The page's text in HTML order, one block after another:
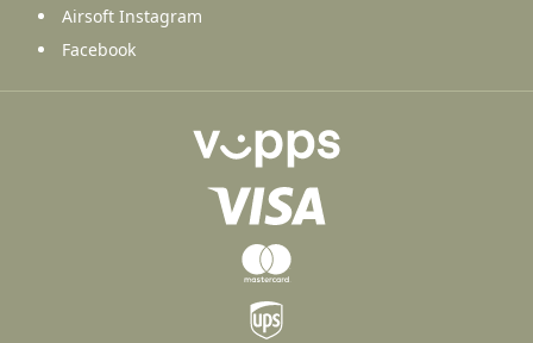
Airsoft Instagram
Facebook